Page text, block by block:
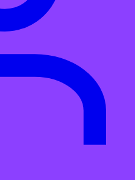
Comercial y
que une